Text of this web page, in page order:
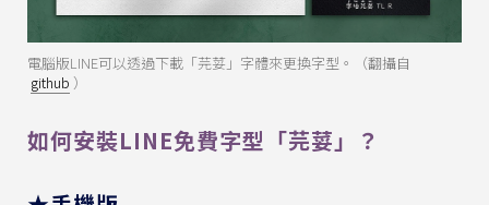
電腦版LINE可以透過下載「芫荽」字體來更換字型。（翻攝自
github ）
如何安裝LINE免費字型「芫荽」？